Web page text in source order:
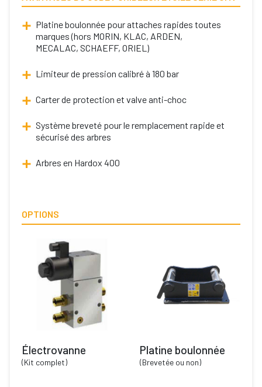
Platine boulonnée pour attaches rapides toutes
marques (hors MORIN, KLAC, ARDEN,
MECALAC, SCHAEFF, ORIEL)
Limiteur de pression calibré à 180 bar
Carter de protection et valve anti-choc
Système breveté pour le remplacement rapide et
sécurisé des arbres
Arbres en Hardox 400
OPTIONS
Électrovanne
(Kit complet)
Platine boulonnée
(Brevetée ou non)